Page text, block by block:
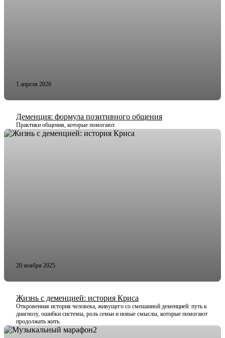
1 апреля 2026
Деменция: формула позитивного общения
Практики общения, которые помогают.
20 ноября 2025
Жизнь с деменцией: история Криса
Откровенная история человека, живущего со смешанной деменцией: путь к
диагнозу, ошибки системы, роль семьи и новые смыслы, которые помогают
продолжать жить.